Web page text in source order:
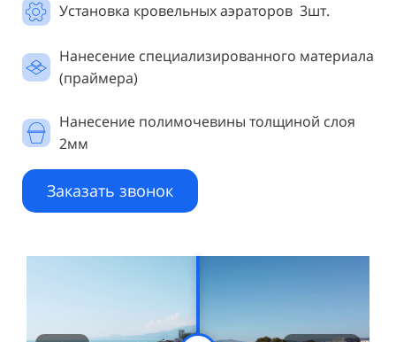
Установка кровельных аэраторов 3шт.
Нанесение специализированного материала
(праймера)
Нанесение полимочевины толщиной слоя
2мм
Заказать звонок